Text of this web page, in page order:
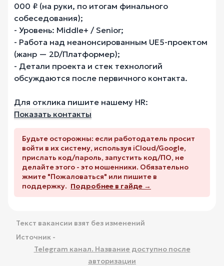
000 ₽ (на руки, по итогам финального
собеседования);
- Уровень: Middle+ / Senior;
- Работа над неанонсированным UE5-проектом
(жанр — 2D/Платформер);
- Детали проекта и стек технологий
обсуждаются после первичного контакта.
Для отклика пишите нашему HR:
Показать контакты
Будьте осторожны: если работодатель просит
войти в их систему, используя iCloud/Google,
прислать код/пароль, запустить код/ПО, не
делайте этого - это мошенники. Обязательно
жмите "Пожаловаться" или пишите в
поддержку. Подробнее в гайде →
Текст вакансии взят без изменений
Источник -
Telegram канал. Название доступно после
авторизации